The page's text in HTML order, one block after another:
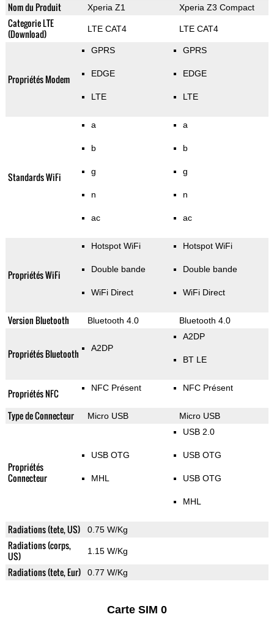
Nom du Produit Xperia Z1 Xperia Z3 Compact
Categorie LTE
(Download)
LTE CAT4 LTE CAT4
Propriétés Modem
GPRS
EDGE
LTE
GPRS
EDGE
LTE
Standards WiFi
a
b
g
n
ac
a
b
g
n
ac
Propriétés WiFi
Hotspot WiFi
Double bande
WiFi Direct
Hotspot WiFi
Double bande
WiFi Direct
Version Bluetooth Bluetooth 4.0 Bluetooth 4.0
Propriétés Bluetooth A2DP
A2DP
BT LE
Propriétés NFC NFC Présent NFC Présent
Type de Connecteur Micro USB Micro USB
Propriétés
Connecteur
USB OTG
MHL
USB 2.0
USB OTG
USB OTG
MHL
Radiations (tete, US) 0.75 W/Kg
Radiations (corps,
US)
1.15 W/Kg
Radiations (tete, Eur) 0.77 W/Kg
Carte SIM 0